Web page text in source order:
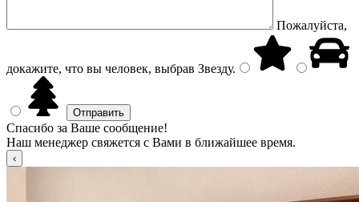
Пожалуйста,
докажите, что вы человек, выбрав Звезду.
Спасибо за Ваше сообщение!
Наш менеджер свяжется с Вами в ближайшее время.